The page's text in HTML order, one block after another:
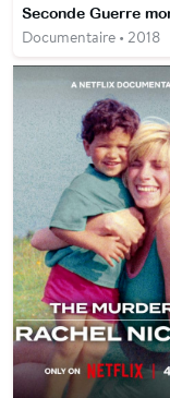
Documentaire • 2018